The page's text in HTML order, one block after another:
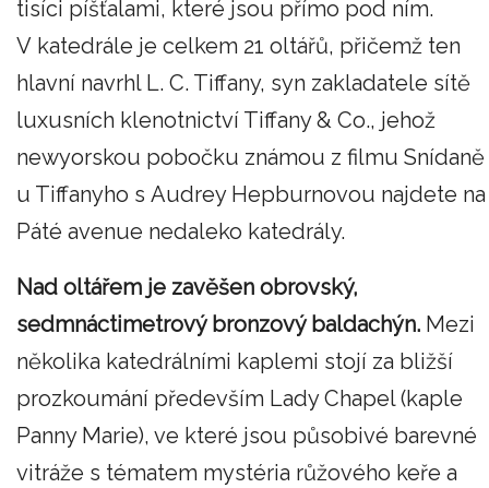
tisíci píšťalami, které jsou přímo pod ním.
V katedrále je celkem 21 oltářů, přičemž ten
hlavní navrhl L. C. Tiffany, syn zakladatele sítě
luxusních klenotnictví Tiffany & Co., jehož
newyorskou pobočku známou z filmu Snídaně
u Tiffanyho s Audrey Hepburnovou najdete na
Páté avenue nedaleko katedrály.
Nad oltářem je zavěšen obrovský,
sedmnáctimetrový bronzový baldachýn. Mezi
několika katedrálními kaplemi stojí za bližší
prozkoumání především Lady Chapel (kaple
Panny Marie), ve které jsou působivé barevné
vitráže s tématem mystéria růžového keře a